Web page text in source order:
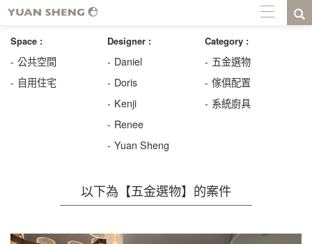
Space :
公共空間
自用住宅
Designer :
Daniel
Doris
Kenji
Renee
Yuan Sheng
Category :
五金選物
傢俱配置
系統廚具
以下為【五金選物】的案件